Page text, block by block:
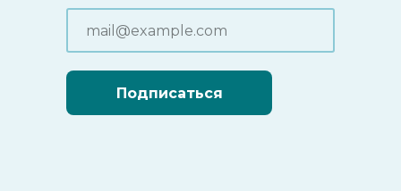
Подписаться